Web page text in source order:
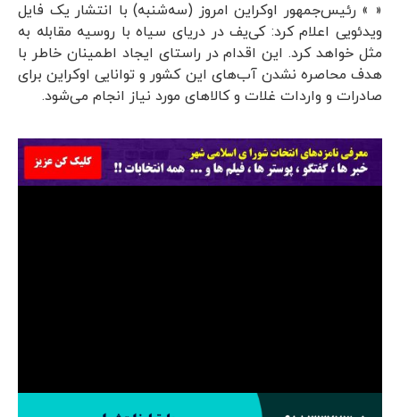
« » رئیس‌جمهور اوکراین امروز (سه‌شنبه) با انتشار یک فایل
ویدئویی اعلام کرد: کی‌یف در دریای سیاه با روسیه مقابله به
مثل خواهد کرد. این اقدام در راستای ایجاد اطمینان خاطر با
هدف محاصره نشدن آب‌های این کشور و توانایی اوکراین برای
صادرات و واردات غلات و کالاهای مورد نیاز انجام می‌شود.